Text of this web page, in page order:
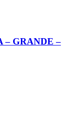
– GRANDE –